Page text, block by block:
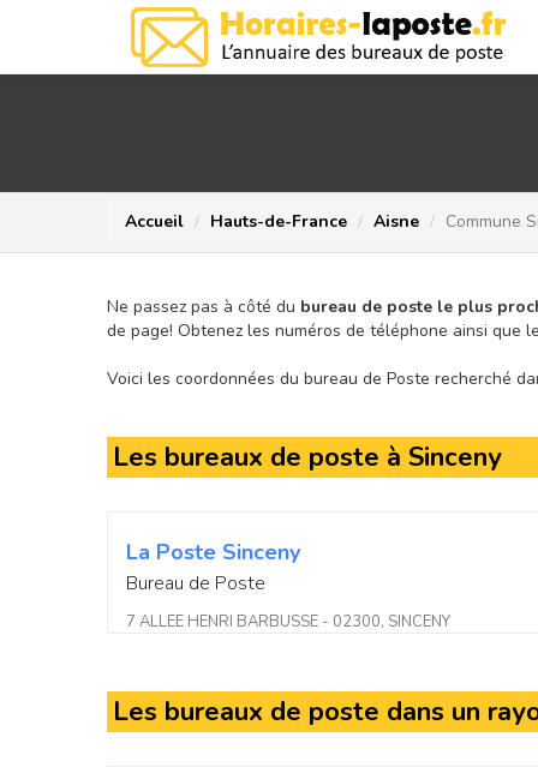
Accueil Hauts-de-France Aisne Commune
Ne passez pas à côté du bureau de poste le plus
de page! Obtenez les numéros de téléphone ainsi que
Voici les coordonnées du bureau de Poste recherché
Les bureaux de poste à Sinceny
La Poste Sinceny
Bureau de Poste
7 ALLEE HENRI BARBUSSE - 02300, SINCENY
Les bureaux de poste dans un